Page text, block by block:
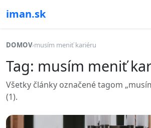
iman.sk
DOMOV›musím meniť kariéru
Tag: musím meniť
Všetky články označené tagom
(1).